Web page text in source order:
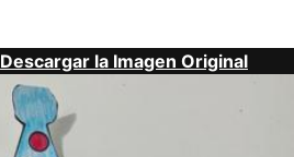
Descargar la Imagen Original